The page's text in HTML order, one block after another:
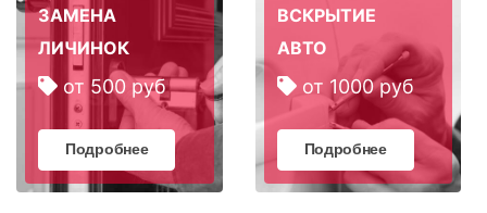
ЗАМЕНА
ЛИЧИНОК
от 500 руб
Подробнее
ВСКРЫТИЕ
АВТО
от 1000 руб
Подробнее